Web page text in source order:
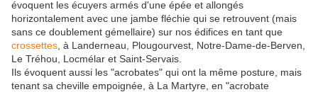
évoquent les écuyers armés d'une épée et allongés
horizontalement avec une jambe fléchie qui se retrouvent (mais
sans ce doublement gémellaire) sur nos édifices en tant que
crossettes , à Landerneau, Plougourvest, Notre-Dame-de-Berven,
Le Tréhou, Locmélar et Saint-Servais.
Ils évoquent aussi les "acrobates" qui ont la même posture, mais
tenant sa cheville empoignée, à La Martyre, en "acrobate